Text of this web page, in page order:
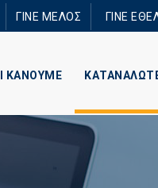
ΓΙΝΕ ΜΕΛΟΣ ΓΙΝΕ
ΚΑΝΟΥΜΕ